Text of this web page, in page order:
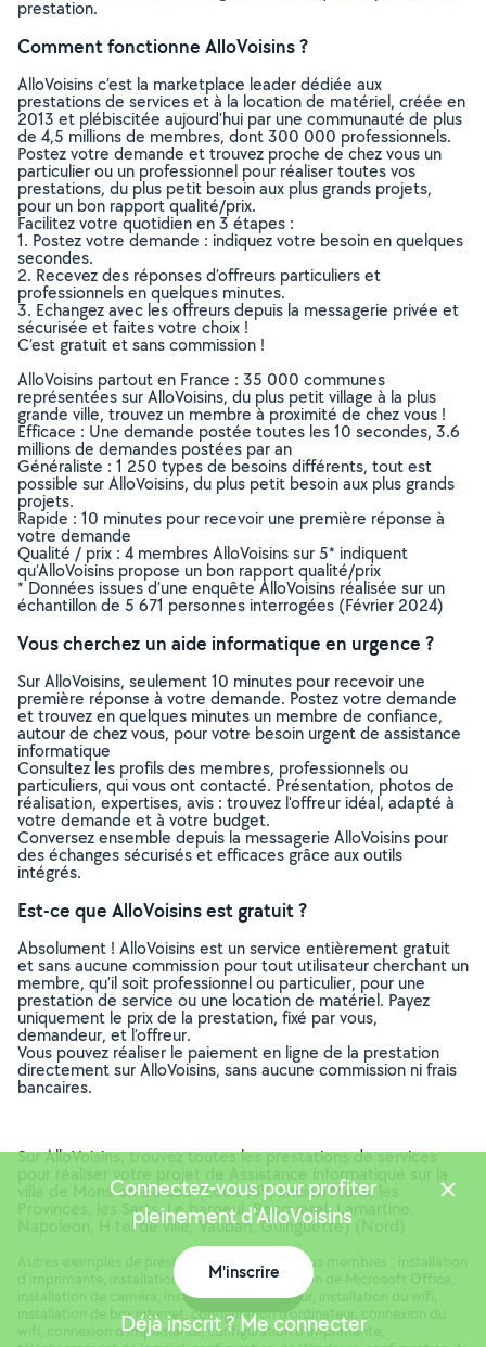
prestation.
Comment fonctionne AlloVoisins ?
AlloVoisins c’est la marketplace leader dédiée aux
prestations de services et à la location de matériel, créée en
2013 et plébiscitée aujourd’hui par une communauté de plus
de 4,5 millions de membres, dont 300 000 professionnels.
Postez votre demande et trouvez proche de chez vous un
particulier ou un professionnel pour réaliser toutes vos
prestations, du plus petit besoin aux plus grands projets,
pour un bon rapport qualité/prix.
Facilitez votre quotidien en 3 étapes :
1. Postez votre demande : indiquez votre besoin en quelques
secondes.
2. Recevez des réponses d’offreurs particuliers et
professionnels en quelques minutes.
3. Echangez avec les offreurs depuis la messagerie privée et
sécurisée et faites votre choix !
C’est gratuit et sans commission !
AlloVoisins partout en France : 35 000 communes
représentées sur AlloVoisins, du plus petit village à la plus
grande ville, trouvez un membre à proximité de chez vous !
Efficace : Une demande postée toutes les 10 secondes, 3.6
millions de demandes postées par an
Généraliste : 1 250 types de besoins différents, tout est
possible sur AlloVoisins, du plus petit besoin aux plus grands
projets.
Rapide : 10 minutes pour recevoir une première réponse à
votre demande
Qualité / prix : 4 membres AlloVoisins sur 5* indiquent
qu’AlloVoisins propose un bon rapport qualité/prix
* Données issues d’une enquête AlloVoisins réalisée sur un
échantillon de 5 671 personnes interrogées (Février 2024)
Vous cherchez un aide informatique en urgence ?
Sur AlloVoisins, seulement 10 minutes pour recevoir une
première réponse à votre demande. Postez votre demande
et trouvez en quelques minutes un membre de confiance,
autour de chez vous, pour votre besoin urgent de assistance
informatique
Consultez les profils des membres, professionnels ou
particuliers, qui vous ont contacté. Présentation, photos de
réalisation, expertises, avis : trouvez l'offreur idéal, adapté à
votre demande et à votre budget.
Conversez ensemble depuis la messagerie AlloVoisins pour
des échanges sécurisés et efficaces grâce aux outils
intégrés.
Est-ce que AlloVoisins est gratuit ?
Absolument ! AlloVoisins est un service entièrement gratuit
et sans aucune commission pour tout utilisateur cherchant un
membre, qu’il soit professionnel ou particulier, pour une
prestation de service ou une location de matériel. Payez
uniquement le prix de la prestation, fixé par vous,
demandeur, et l’offreur.
Vous pouvez réaliser le paiement en ligne de la prestation
directement sur AlloVoisins, sans aucune commission ni frais
bancaires.
Sur AlloVoisins, trouvez toutes les prestations de services
pour réaliser votre projet de Assistance informatique sur la
ville de Mons-en-Barœul (Louis XIV, ancien Mons, les
Provinces, les Sarts, Le baroeul, Becquerel, Lamartine,
Napoleon, H tel de ville, Vauban, Guinguette) (Nord)
Autres exemples de prestations réalisées par nos membres : installation
d'imprimante, installation de logiciel, installation de Microsoft Office,
installation de caméra, installation d'ordinateur, installation du wifi,
installation de box internet, configuration d'ordinateur, connexion du
wifi, connexion d'imprimante, configuration d'imprimante,
Connectez-vous pour profiter
pleinement d'AlloVoisins
M'inscrire
Déjà inscrit ? Me connecter